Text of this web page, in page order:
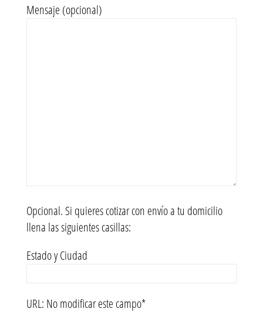
Mensaje (opcional)
Opcional. Si quieres cotizar con envío a tu domicilio
llena las siguientes casillas:
Estado y Ciudad
URL: No modificar este campo*